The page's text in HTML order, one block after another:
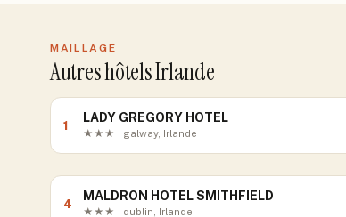
MAILLAGE
Autres hôtels Irlande
1
LADY GREGORY HOTEL
★★★ · galway, Irlande
4
MALDRON HOTEL SMITHFIELD
★★★ · dublin, Irlande